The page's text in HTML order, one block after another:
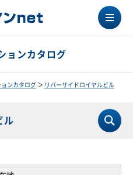
ョンカタログ
ンカタログ ＞ リバーサイドロイヤルビル
ル